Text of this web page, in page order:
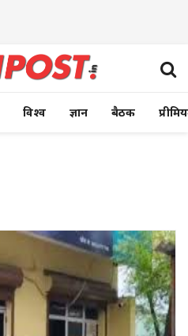
विश्व ज्ञान बैठक